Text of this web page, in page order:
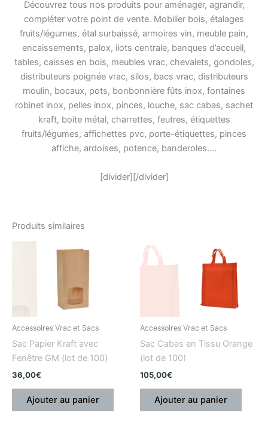
Découvrez tous nos produits pour aménager, agrandir,
compléter votre point de vente. Mobilier bois, étalages
fruits/légumes, étal surbaissé, armoires vin, meuble pain,
encaissements, palox, ilots centrale, banques d’accueil,
tables, caisses en bois, meubles vrac, chevalets, gondoles,
distributeurs poignée vrac, silos, bacs vrac, distributeurs
moulin, bocaux, pots, bonbonnière fûts inox, fontaines
robinet inox, pelles inox, pinces, louche, sac cabas, sachet
kraft, boite métal, charrettes, feutres, étiquettes
fruits/légumes, affichettes pvc, porte-étiquettes, pinces
affiche, ardoises, potence, banderoles….
[divider][/divider]
Produits similaires
Accessoires Vrac et Sacs
Sac Papier Kraft avec
Fenêtre GM (lot de 100)
36,00€
Ajouter au panier
Accessoires Vrac et Sacs
Sac Cabas en Tissu Orange
(lot de 100)
105,00€
Ajouter au panier